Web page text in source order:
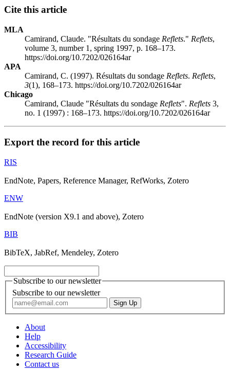
Cite this article
MLA
Camirand, Claude. "Résultats du sondage Reflets." Reflets,
volume 3, number 1, spring 1997, p. 168–173.
https://doi.org/10.7202/026164ar
APA
Camirand, C. (1997). Résultats du sondage Reflets. Reflets,
3(1), 168–173. https://doi.org/10.7202/026164ar
Chicago
Camirand, Claude "Résultats du sondage Reflets". Reflets 3,
no. 1 (1997) : 168–173. https://doi.org/10.7202/026164ar
Export the record for this article
RIS
EndNote, Papers, Reference Manager, RefWorks, Zotero
ENW
EndNote (version X9.1 and above), Zotero
BIB
BibTeX, JabRef, Mendeley, Zotero
Subscribe to our newsletter
Subscribe to our newsletter
About
Help
Accessibility
Research Guide
Contact us